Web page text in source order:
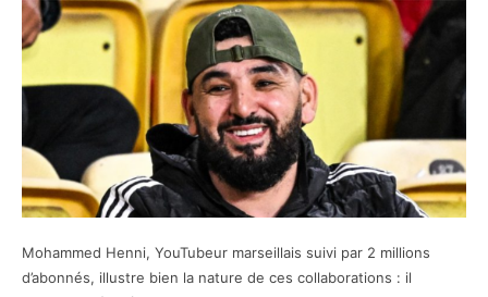
Mohammed Henni, YouTubeur marseillais suivi par 2 millions
d’abonnés, illustre bien la nature de ces collaborations : il